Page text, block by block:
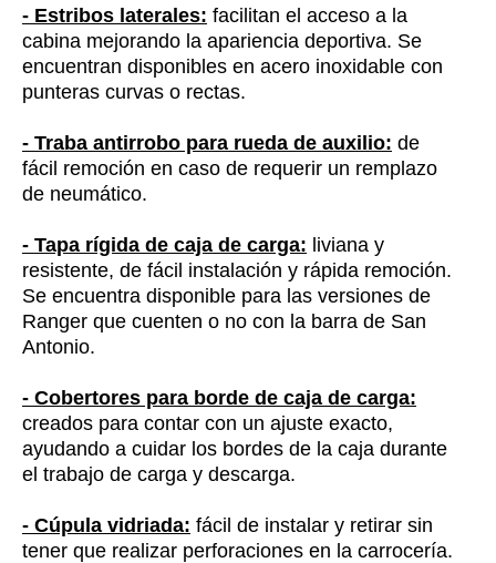
- Estribos laterales: facilitan el acceso a la
cabina mejorando la apariencia deportiva. Se
encuentran disponibles en acero inoxidable con
punteras curvas o rectas.
- Traba antirrobo para rueda de auxilio: de
fácil remoción en caso de requerir un remplazo
de neumático.
- Tapa rígida de caja de carga: liviana y
resistente, de fácil instalación y rápida remoción.
Se encuentra disponible para las versiones de
Ranger que cuenten o no con la barra de San
Antonio.
- Cobertores para borde de caja de carga:
creados para contar con un ajuste exacto,
ayudando a cuidar los bordes de la caja durante
el trabajo de carga y descarga.
- Cúpula vidriada: fácil de instalar y retirar sin
tener que realizar perforaciones en la carrocería.